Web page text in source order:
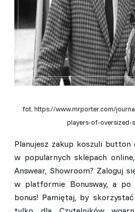
fot. https://www.mrporter.com/
players-of-oversized-
Planujesz zakup koszuli button
w popularnych sklepach
Answear, Showroom? Zaloguj
w platformie Bonusway, a po
bonus! Pamiętaj, by